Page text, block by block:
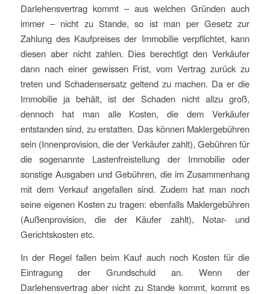
Darlehensvertrag kommt – aus welchen Gründen auch
immer – nicht zu Stande, so ist man per Gesetz zur
Zahlung des Kaufpreises der Immobilie verpflichtet, kann
diesen aber nicht zahlen. Dies berechtigt den Verkäufer
dann nach einer gewissen Frist, vom Vertrag zurück zu
treten und Schadensersatz geltend zu machen. Da er die
Immobilie ja behält, ist der Schaden nicht allzu groß,
dennoch hat man alle Kosten, die dem Verkäufer
entstanden sind, zu erstatten. Das können Maklergebühren
sein (Innenprovision, die der Verkäufer zahlt), Gebühren für
die sogenannte Lastenfreistellung der Immobilie oder
sonstige Ausgaben und Gebühren, die im Zusammenhang
mit dem Verkauf angefallen sind. Zudem hat man noch
seine eigenen Kosten zu tragen: ebenfalls Maklergebühren
(Außenprovision, die der Käufer zahlt), Notar- und
Gerichtskosten etc.
In der Regel fallen beim Kauf auch noch Kosten für die
Eintragung der Grundschuld an. Wenn der
Darlehensvertrag aber nicht zu Stande kommt, kommt es